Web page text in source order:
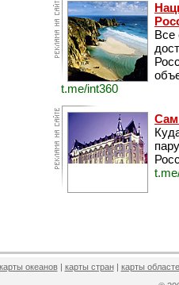
Все
t.me/int360
карты океанов| карты стран| карты